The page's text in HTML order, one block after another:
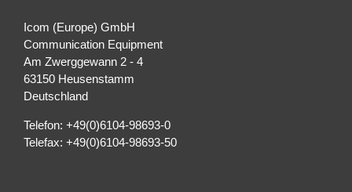
Icom (Europe) GmbH
Communication Equipment
Am Zwerggewann 2 ‐ 4
63150 Heusenstamm
Deutschland
Telefon: +49(0)6104-98693-0
Telefax: +49(0)6104-98693-50